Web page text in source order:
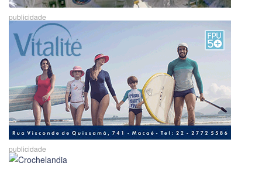
publicidade
publicidade